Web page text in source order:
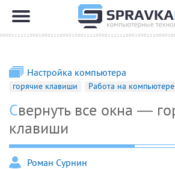
Настройка компьютера
горячие клавиши Работа на компьютере
Свернуть все окна — горячие
клавиши
Роман Сурнин